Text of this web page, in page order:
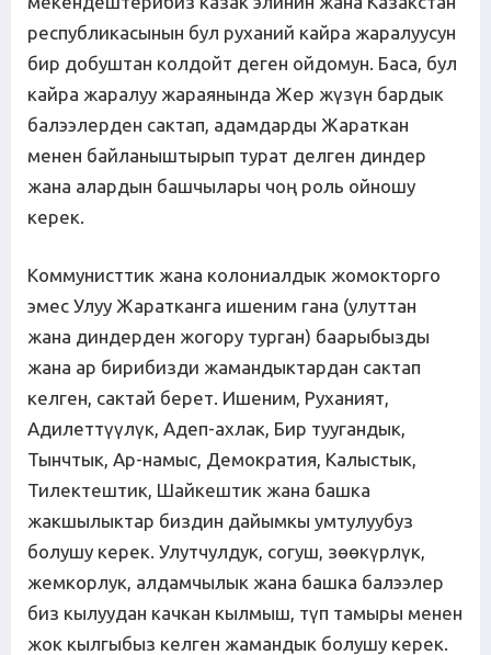
республикасынын бул руханий кайра жаралуусун
бир добуштан колдойт деген ойдомун. Баса, бул
кайра жаралуу жараянында Жер жүзүн бардык
балээлерден сактап, адамдарды Жараткан
менен байланыштырып турат делген диндер
жана алардын башчылары чоң роль ойношу
керек.
Коммунисттик жана колониалдык жомокторго
эмес Улуу Жаратканга ишеним гана (улуттан
жана диндерден жогору турган) баарыбызды
жана ар бирибизди жамандыктардан сактап
келген, сактай берет. Ишеним, Руханият,
Адилеттүүлүк, Адеп-ахлак, Бир туугандык,
Тынчтык, Ар-намыс, Демократия, Калыстык,
Тилектештик, Шайкештик жана башка
жакшылыктар биздин дайымкы умтулуубуз
болушу керек. Улутчулдук, согуш, зөөкүрлүк,
жемкорлук, алдамчылык жана башка балээлер
биз кылуудан качкан кылмыш, түп тамыры менен
жок кылгыбыз келген жамандык болушу керек.